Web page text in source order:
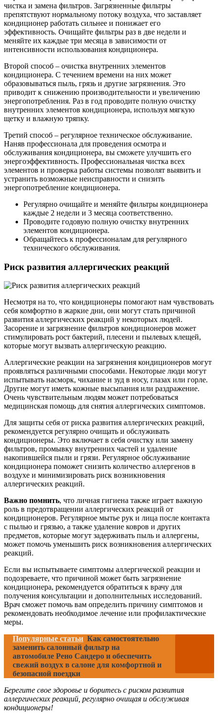
чистка и замена фильтров. Загрязненные фильтры
препятствуют нормальному потоку воздуха, что заставляет
кондиционер работать сильнее и понижает его
эффективность. Очищайте фильтры раз в две недели и
меняйте их каждые три месяца в зависимости от
интенсивности использования кондиционера.
Второй способ – очистка внутренних элементов
кондиционера. С течением времени на них может
образовываться пыль, грязь и другие загрязнения. Это
приводит к снижению производительности и увеличению
энергопотребления. Раз в год проводите полную очистку
внутренних элементов кондиционера, используя мягкую
щетку и влажную тряпку.
Третий способ – регулярное техническое обслуживание.
Наняв профессионала для проведения осмотра и
обслуживания кондиционера, вы сможете улучшить его
энергоэффективность. Профессиональная чистка всех
элементов и проверка работы системы позволят выявить и
устранить возможные неисправности и снизить
энергопотребление кондиционера.
Регулярно очищайте и меняйте фильтры кондиционера
каждые 2 недели и 3 месяца соответственно.
Проводите годовую полную очистку внутренних
элементов кондиционера.
Обращайтесь к профессионалам для регулярного
технического обслуживания.
Риск развития аллергических реакций
Несмотря на то, что кондиционеры помогают нам чувствовать
себя комфортно в жаркие дни, они могут стать причиной
развития аллергических реакций у некоторых людей.
Засорение и загрязнение фильтров кондиционеров может
стимулировать рост бактерий, плесени и пылевых клещей,
которые могут вызвать аллергическую реакцию.
Аллергические реакции на загрязнения кондиционеров могут
проявляться различными способами. Некоторые люди могут
испытывать насморк, чихание и зуд в носу, глазах или горле.
Другие могут иметь кожные высыпания или раздражение.
Очень чувствительным людям может потребоваться
медицинская помощь для снятия аллергических симптомов.
Для защиты себя от риска развития аллергических реакций,
рекомендуется регулярно очищать и обслуживать
кондиционеры. Это включает в себя очистку или замену
фильтров, промывку внутренних частей и удаление
накопившейся пыли и грязи. Регулярное обслуживание
кондиционера поможет снизить количество аллергенов в
воздухе и минимизировать риск возникновения
аллергических реакций.
Важно помнить, что личная гигиена также играет важную
роль в предотвращении аллергических реакций от
кондиционеров. Регулярное мытье рук и лица после контакта
с пылью и грязью, а также удаление ковров и других
предметов, которые могут задерживать пыль и аллергены,
может помочь уменьшить риск возникновения аллергических
реакций.
Если вы испытываете симптомы аллергической реакции и
подозреваете, что причиной может быть загрязнение
кондиционера, рекомендуется обратиться к врачу для
получения консультации и дополнительных исследований.
Врач сможет помочь вам определить причину симптомов и
рекомендовать необходимое лечение или профилактические
меры.
Популярные статьи Как самостоятельно
заменить салонный фильтр на
автомобиле Рено Сандеро и обеспечить
свежий воздух в салоне для комфортной и
безопасной поездки
Берегите свое здоровье и боритесь с риском развития
аллергических реакций, регулярно очищая и обслуживая
кондиционеры!